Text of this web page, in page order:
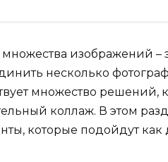
изображений –
несколько
множество решений,
коллаж. В этом
которые подойдут как